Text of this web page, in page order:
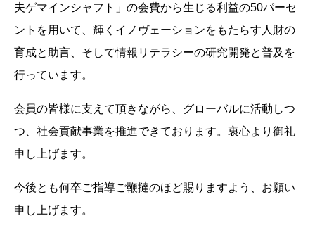
夫ゲマインシャフト」の会費から生じる利益の50パーセ
ントを用いて、輝くイノヴェーションをもたらす人財の
育成と助言、そして情報リテラシーの研究開発と普及を
行っています。
会員の皆様に支えて頂きながら、グローバルに活動しつ
つ、社会貢献事業を推進できております。衷心より御礼
申し上げます。
今後とも何卒ご指導ご鞭撻のほど賜りますよう、お願い
申し上げます。